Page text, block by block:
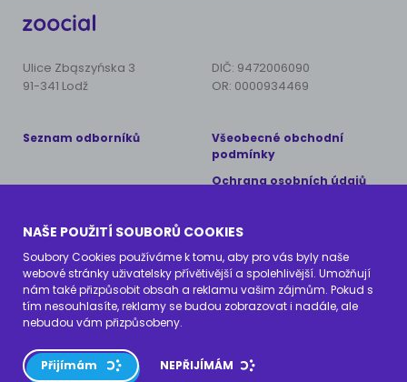
Ulice Zbąszyńska 3
91-341 Lodž
DIČ: 9472006090
OR: 0000934469
Seznam odborníků
Všeobecné obchodní
podmínky
Ochrana osobních údajů
Copyright © 2024 AnimalCare
Všechna práva vyhrazena
Kontaktujte nás
info@zoocial.cz
NAŠE POUŽITÍ SOUBORŮ COOKIES
Soubory Cookies používáme k tomu, aby pro vás byly naše
webové stránky uživatelsky přívětivější a spolehlivější. Umožňují
nám také přizpůsobit obsah a reklamu vašim zájmům. Pokud s
tím nesouhlasíte, reklamy se budou zobrazovat i nadále, ale
nebudou vám přizpůsobeny.
Přijímám NEPŘIJÍMÁM